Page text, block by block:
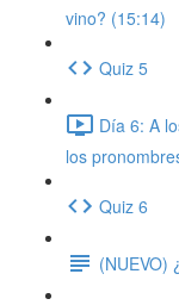
vino? (15:14)
Quiz 5
Día 6: A
los
Quiz 6
(NUEVO)